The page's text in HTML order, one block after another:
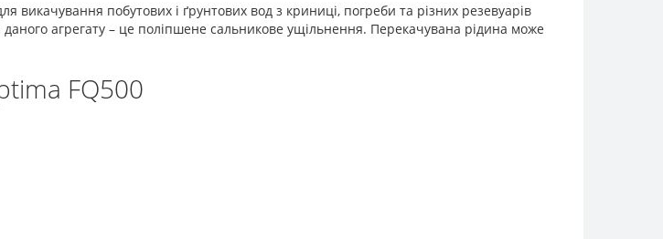
викачування побутових і ґрунтових вод з криниці, погреби та різних резевуарів
агрегату – це поліпшене сальникове ущільнення. Перекачувана рідина може
FQ500